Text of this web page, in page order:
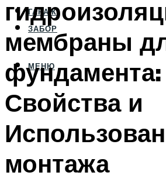
ГАРАЖ
ЗАБОР
МЕНЮ
мембраны
Свойства и
монтажа